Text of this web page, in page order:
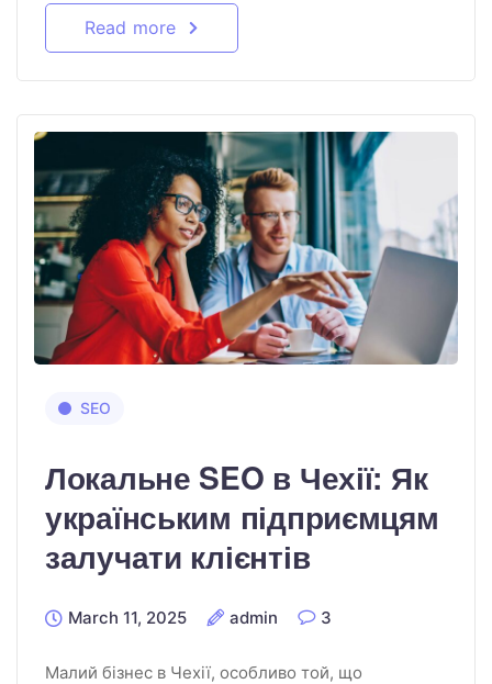
Read more
SEO
Локальне SEO в Чехії: Як
українським підприємцям
залучати клієнтів
March 11, 2025 admin 3
Малий бізнес в Чехії, особливо той, що